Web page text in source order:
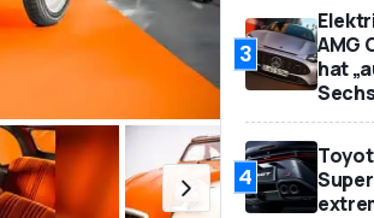
3
AMG
hat
4